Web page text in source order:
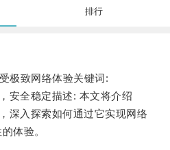
排行
致网络体验关键词:
安全稳定描述: 本文将介绍
深入探索如何通过它实现网络
体验。